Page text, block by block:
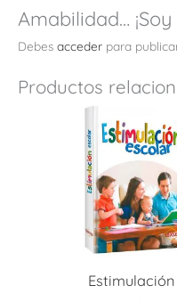
Amabilidad… ¡Soy
Debes acceder para
Productos
Estimulación